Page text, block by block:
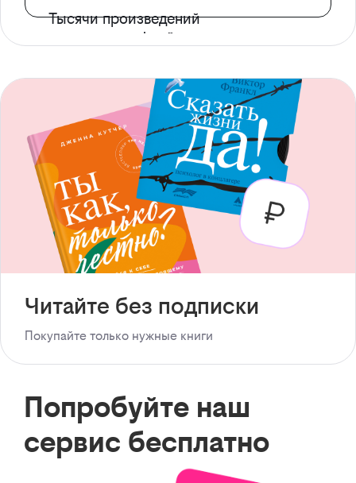
Тысячи произведений
с доступом офлайн
Читайте без подписки
Покупайте только нужные книги
Попробуйте наш
сервис бесплатно